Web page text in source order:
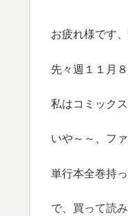
お疲れ様です
先々週１１月
私はコミック
いや～～、フ
単行本全巻持
で、買って読み